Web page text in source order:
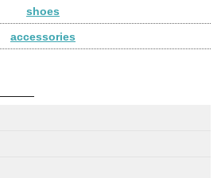
shoes
accessories